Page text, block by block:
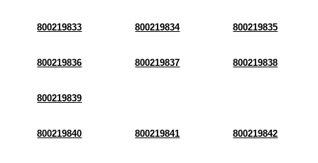
800219833 800219834 800219835
800219836 800219837 800219838
800219839
800219840 800219841 800219842